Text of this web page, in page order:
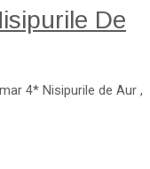
De
4* Nisipurile de Aur ,